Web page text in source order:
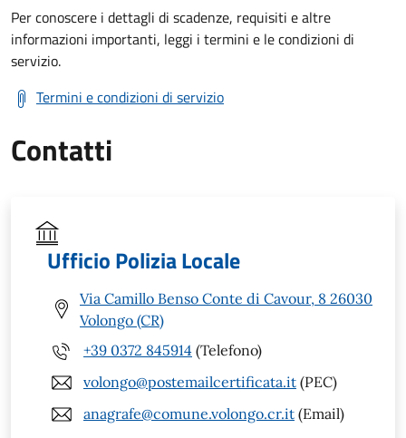
Per conoscere i dettagli di scadenze, requisiti e altre
informazioni importanti, leggi i termini e le condizioni di
servizio.
Termini e condizioni di servizio
Contatti
Ufficio Polizia Locale
Via Camillo Benso Conte di Cavour, 8 26030
Volongo (CR)
+39 0372 845914 (Telefono)
volongo@postemailcertificata.it (PEC)
anagrafe@comune.volongo.cr.it (Email)